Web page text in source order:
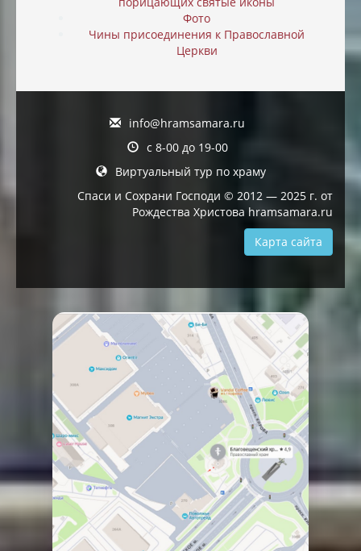
Фото
Чины присоединения к Православной
Церкви
info@hramsamara.ru
с 8-00 до 19-00
Виртуальный тур по храму
Спаси и Сохрани Господи © 2012 — 2025 г. от
Рождества Христова hramsamara.ru
Карта сайта